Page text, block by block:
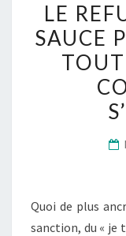
LE
SAUCE
Quoi de plus
sanction, du « je